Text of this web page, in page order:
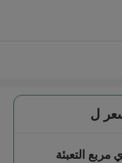
ل
التعبئة